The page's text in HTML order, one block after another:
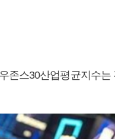
존스30산업평균지수는